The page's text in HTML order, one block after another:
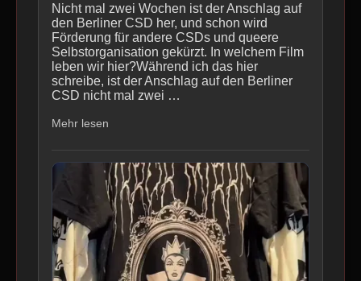
Nicht mal zwei Wochen ist der Anschlag auf
den Berliner CSD her, und schon wird
Förderung für andere CSDs und queere
Selbstorganisation gekürzt. In welchem Film
leben wir hier?Während ich das hier
schreibe, ist der Anschlag auf den Berliner
CSD nicht mal zwei …
Mehr lesen